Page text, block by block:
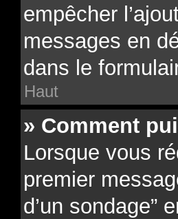
empêcher
messages en
dans le
Haut
» Comment
Lorsque vous
premier
d’un sondage”